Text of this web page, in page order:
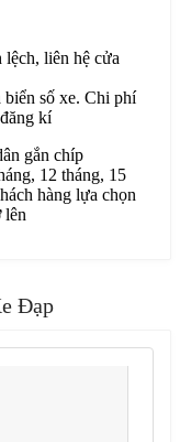
lệch, liên hệ cửa
biển số xe. Chi phí
kí
gắn chíp
12 tháng, 15
hàng lựa chọn
lên
Đạp